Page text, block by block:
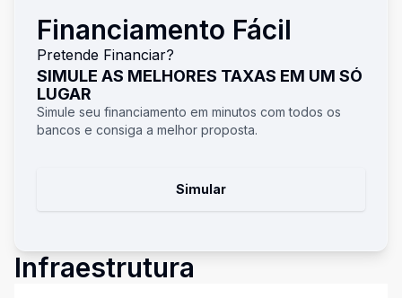
Financiamento Fácil
Pretende Financiar?
SIMULE AS MELHORES TAXAS EM UM SÓ
LUGAR
Simule seu financiamento em minutos com todos os
bancos e consiga a melhor proposta.
Simular
Infraestrutura